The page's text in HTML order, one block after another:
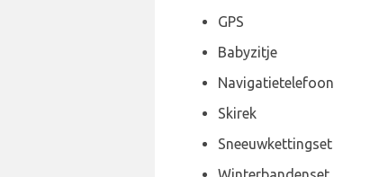
GPS
Babyzitje
Navigatietelefoon
Skirek
Sneeuwkettingset